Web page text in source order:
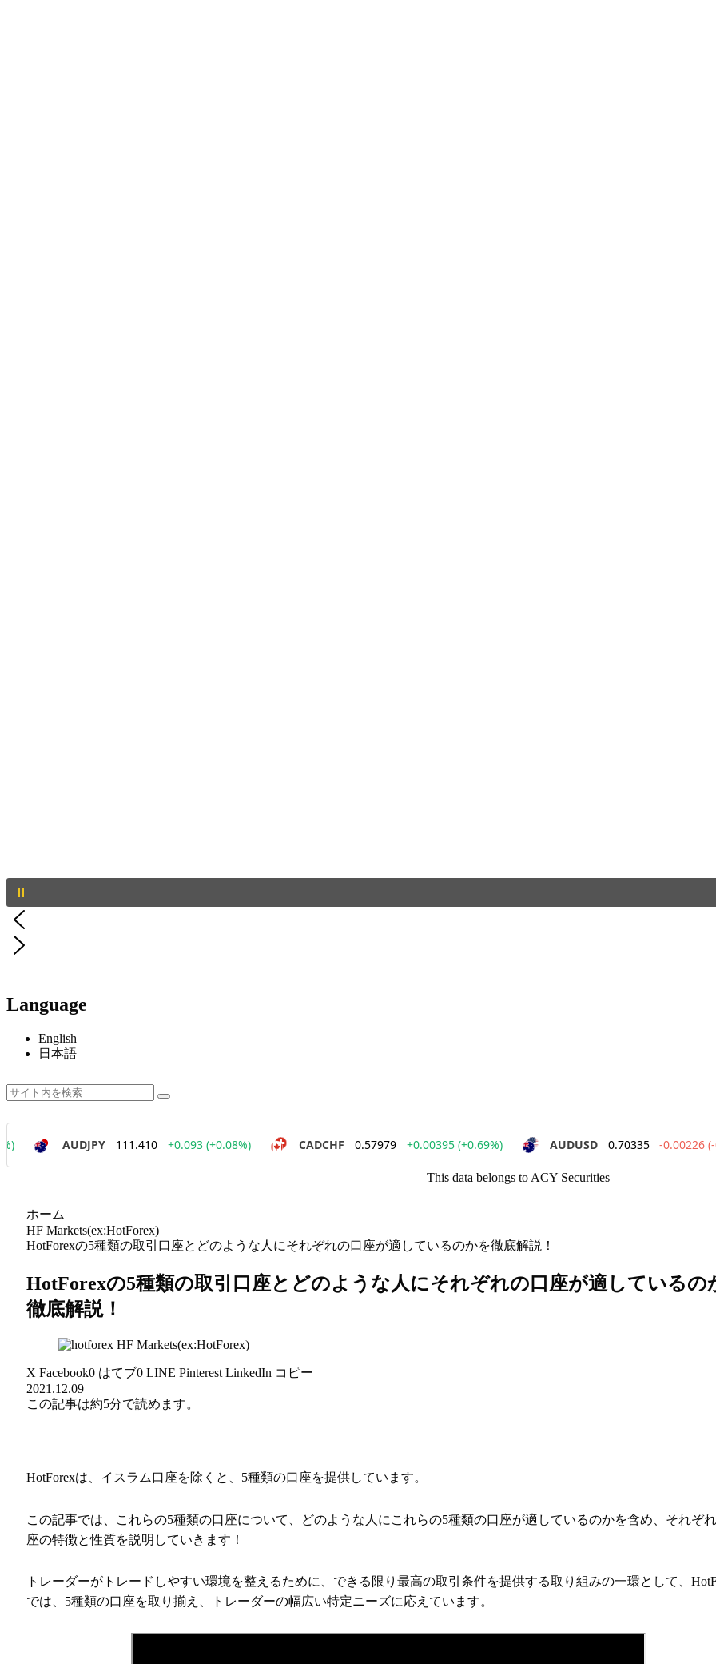
Language
English
日本語
This data belongs to ACY Securities
ホーム
HF Markets(ex:HotForex)
HotForexの5種類の取引口座とどのような人にそれぞれの口座が適しているのかを徹底解説！
HotForexの5種類の取引口座とどのような人にそれぞれの口座が適しているの
徹底解説！
HF Markets(ex:HotForex)
X Facebook0 はてブ0 LINE Pinterest LinkedIn コピー
2021.12.09
この記事は約5分で読めます。
HotForexは、イスラム口座を除くと、5種類の口座を提供しています。
この記事では、これらの5種類の口座について、どのような人にこれらの5種類の口座が適しているのかを含め、それぞ
座の特徴と性質を説明していきます！
トレーダーがトレードしやすい環境を整えるために、できる限り最高の取引条件を提供する取り組みの一環として、
では、5種類の口座を取り揃え、トレーダーの幅広い特定ニーズに応えています。